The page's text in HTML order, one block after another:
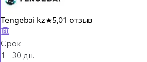
Tengebai kz★5,01 отзыв
Срок
1 – 30 дн.